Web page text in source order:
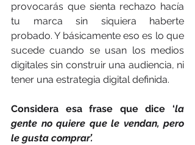
provocarás que sienta rechazo hacía
tu marca sin siquiera haberte
probado. Y básicamente eso es lo que
sucede cuando se usan los medios
digitales sin construir una audiencia, ni
tener una estrategia digital definida.
Considera esa frase que dice ‘la
gente no quiere que le vendan, pero
le gusta comprar’.